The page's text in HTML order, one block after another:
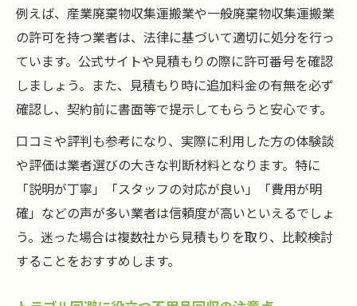
用
リユース可能な品の回収で費用削減を目指
す
トラブル回避に役立つ不用品回収の知識
悪徳不用品回収業者の見分け方を知る
事前確認でトラブルを避ける不用品回収ポ
イント
契約書や領収書を必ず受け取る理由
不用品回収でよくあるトラブル事例
安心して依頼するための事前準備
例えば、産業廃棄物収集運搬業や一般廃棄物収集運搬業
の許可を持つ業者は、法律に基づいて適切に処分を行っ
ています。公式サイトや見積もりの際に許可番号を確認
しましょう。また、見積もり時に追加料金の有無を必ず
確認し、契約前に書面等で提示してもらうと安心です。
口コミや評判も参考になり、実際に利用した方の体験談
や評価は業者選びの大きな判断材料となります。特に
「説明が丁寧」「スタッフの対応が良い」「費用が明
確」などの声が多い業者は信頼度が高いといえるでしょ
う。迷った場合は複数社から見積もりを取り、比較検討
することをおすすめします。